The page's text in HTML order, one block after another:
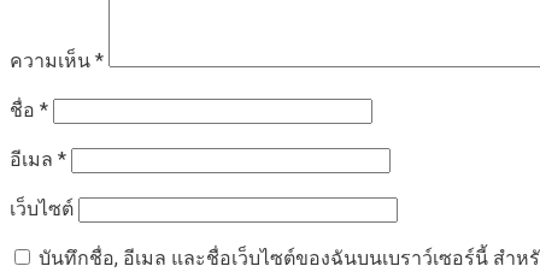
ความเห็น *
ชื่อ *
อีเมล *
เว็บไซต์
บันทึกชื่อ, อีเมล และชื่อเว็บไซต์ของฉันบนเบราว์เซอร์นี้ สำห